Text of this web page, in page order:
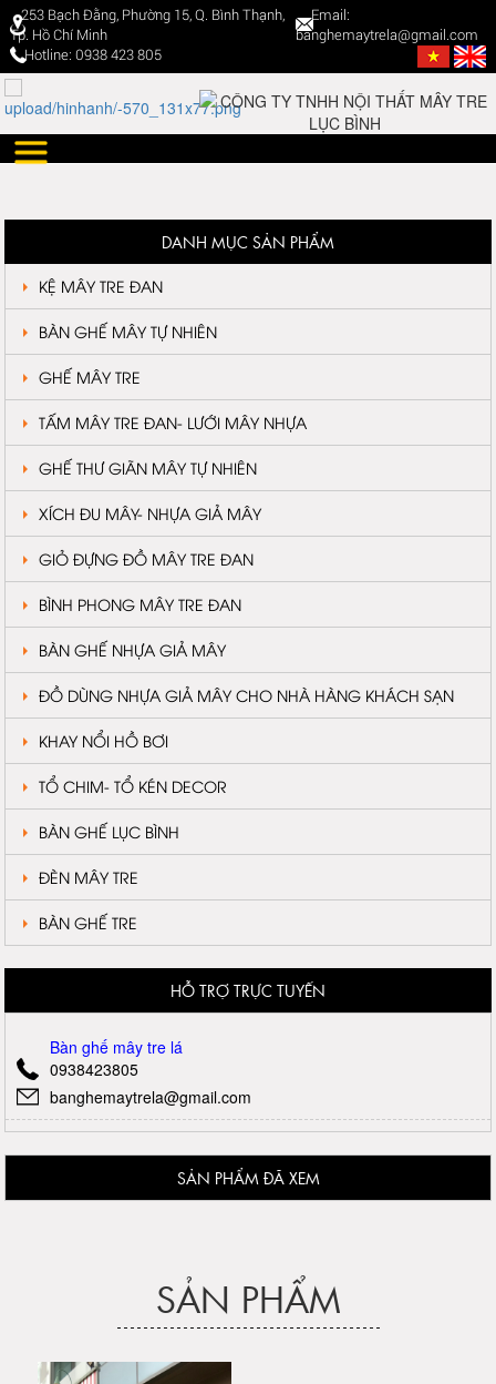
253 Bạch Đằng, Phường 15, Q. Bình Thạnh,
Tp. Hồ Chí Minh
Email:
banghemaytrela@gmail.com
Hotline: 0938 423 805
DANH MỤC SẢN PHẨM
KỆ MÂY TRE ĐAN
BÀN GHẾ MÂY TỰ NHIÊN
GHẾ MÂY TRE
TẤM MÂY TRE ĐAN- LƯỚI MÂY NHỰA
GHẾ THƯ GIÃN MÂY TỰ NHIÊN
XÍCH ĐU MÂY- NHỰA GIẢ MÂY
GIỎ ĐỰNG ĐỒ MÂY TRE ĐAN
BÌNH PHONG MÂY TRE ĐAN
BÀN GHẾ NHỰA GIẢ MÂY
ĐỒ DÙNG NHỰA GIẢ MÂY CHO NHÀ HÀNG KHÁCH SẠN
KHAY NỔI HỒ BƠI
TỔ CHIM- TỔ KÉN DECOR
BÀN GHẾ LỤC BÌNH
ĐÈN MÂY TRE
BÀN GHẾ TRE
HỖ TRỢ TRỰC TUYẾN
Bàn ghế mây tre lá
0938423805
banghemaytrela@gmail.com
SẢN PHẨM ĐÃ XEM
SẢN PHẨM